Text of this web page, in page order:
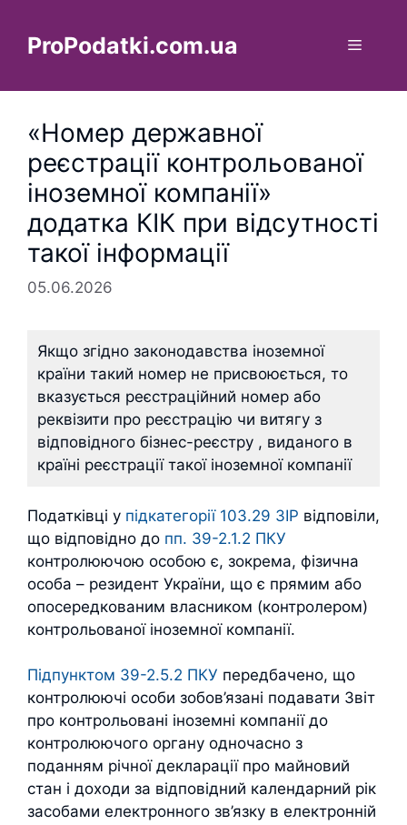
вмістуProPodatki.com.ua Меню
«Номер державної
реєстрації контрольованої
іноземної компанії»
додатка КІК при відсутності
такої інформації
05.06.2026
Якщо згідно законодавства іноземної
країни такий номер не присвоюється, то
вказується реєстраційний номер або
реквізити про реєстрацію чи витягу з
відповідного бізнес-реєстру , виданого в
країні реєстрації такої іноземної компанії
Податківці у підкатегорії 103.29 ЗІР відповіли,
що відповідно до пп. 39-2.1.2 ПКУ
контролюючою особою є, зокрема, фізична
особа – резидент України, що є прямим або
опосередкованим власником (контролером)
контрольованої іноземної компанії.
Підпунктом 39-2.5.2 ПКУ передбачено, що
контролюючі особи зобов’язані подавати Звіт
про контрольовані іноземні компанії до
контролюючого органу одночасно з
поданням річної декларації про майновий
стан і доходи за відповідний календарний рік
засобами електронного зв’язку в електронній